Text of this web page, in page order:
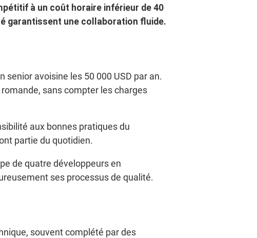
à un coût horaire inférieur de 40
garantissent une collaboration fluide.
senior avoisine les 50 000 USD par an.
sans compter les charges
aux bonnes pratiques du
partie du quotidien.
de quatre développeurs en
ses processus de qualité.
souvent complété par des